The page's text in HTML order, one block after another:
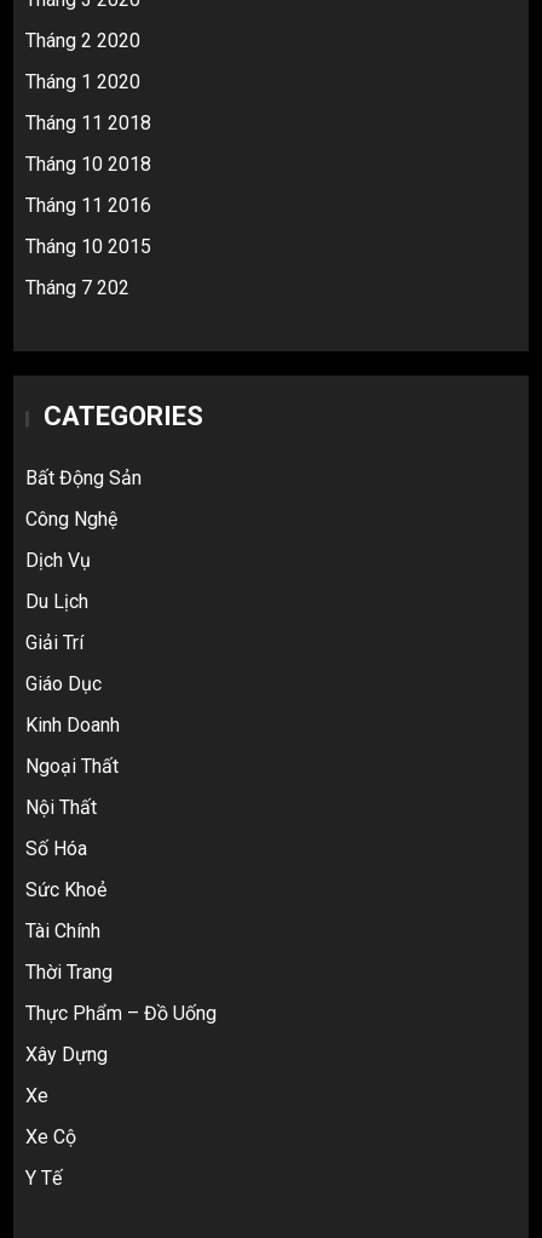
Tháng 2 2020
Tháng 1 2020
Tháng 11 2018
Tháng 10 2018
Tháng 11 2016
Tháng 10 2015
Tháng 7 202
CATEGORIES
Bất Động Sản
Công Nghệ
Dịch Vụ
Du Lịch
Giải Trí
Giáo Dục
Kinh Doanh
Ngoại Thất
Nội Thất
Số Hóa
Sức Khoẻ
Tài Chính
Thời Trang
Thực Phẩm – Đồ Uống
Xây Dựng
Xe
Xe Cộ
Y Tế
3
5